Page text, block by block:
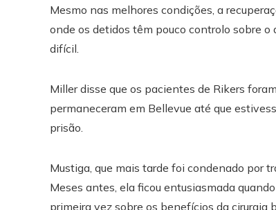
Mesmo nas melhores condições, a
onde os detidos têm pouco controlo sobre o
difícil.
Miller disse que os pacientes de Rikers
permaneceram em Bellevue até que
prisão.
Mustiga, que mais tarde foi condenado por
Meses antes, ela ficou entusiasmada
primeira vez sobre os benefícios da cirurgia